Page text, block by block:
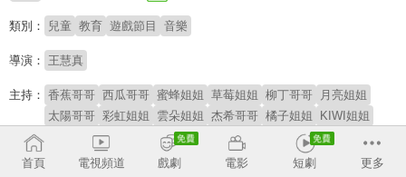
類別： 兒童 教育 遊戲節目 音樂
導演： 王慧真
主持： 香蕉哥哥 西瓜哥哥 蜜蜂姐姐 草莓姐姐 柳丁哥哥
月亮姐姐
太陽哥哥 彩虹姐姐 雲朵姐姐 杰希哥哥 橘子姐姐
KIWI姐姐
櫻桃姐姐 番茄姐姐 YOYOMAN家族 阿嗚
# 學齡前 # YOYO家族
首頁 電視頻道 戲劇 電影 短劇 更多